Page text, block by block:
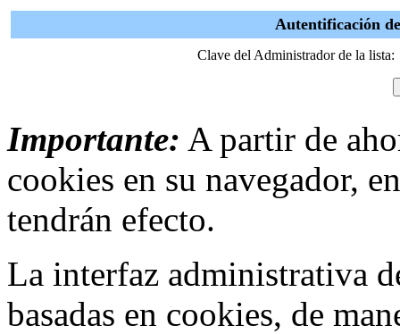
Autentificación
Clave del Administrador de la lista:
Importante: A partir de
cookies en su navegador,
tendrán efecto.
La interfaz administrativa
basadas en cookies, de